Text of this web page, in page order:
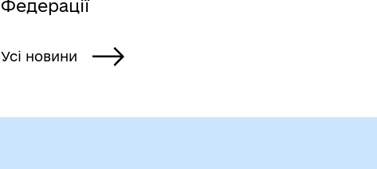
Федерації
Усі новини